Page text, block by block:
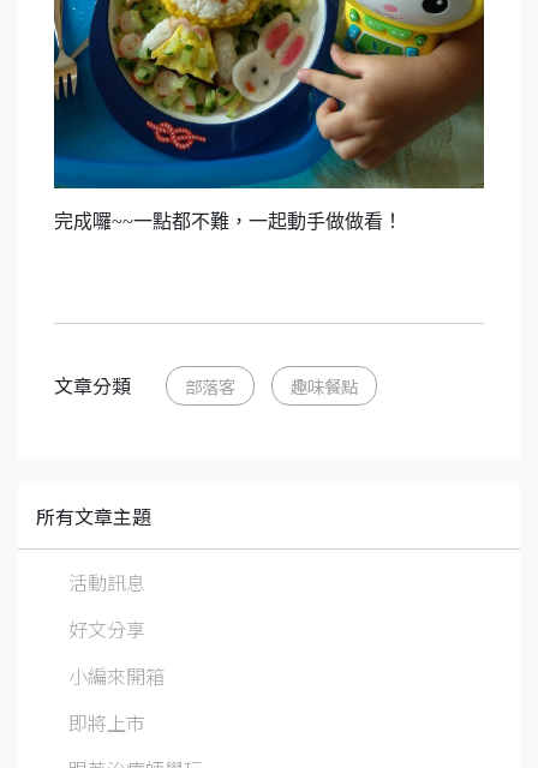
完成囉~~一點都不難，一起動手做做看！
文章分類 部落客 趣味餐點
所有文章主題
活動訊息
好文分享
小編來開箱
即將上市